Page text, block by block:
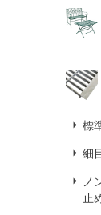
標
細
ノ
止